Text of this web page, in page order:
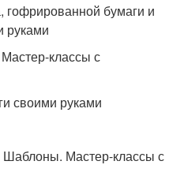
гофрированной бумаги и
руками
классы с
своими руками
Мастер-классы с